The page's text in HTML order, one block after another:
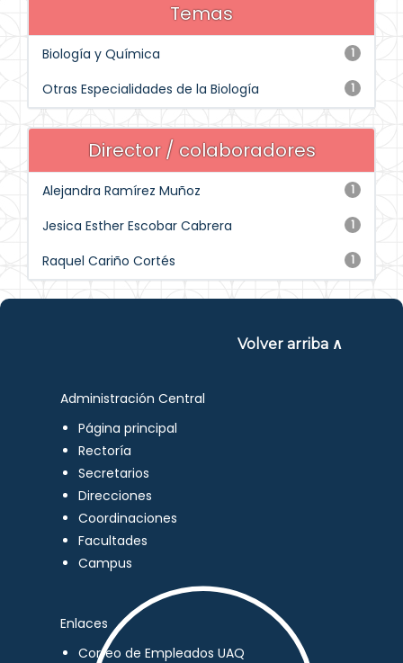
Temas
1
Biología y Química
1
Otras Especialidades de la Biología
Director / colaboradores
1
Alejandra Ramírez Muñoz
1
Jesica Esther Escobar Cabrera
1
Raquel Cariño Cortés
Volver arriba ∧
Administración Central
Página principal
Rectoría
Secretarios
Direcciones
Coordinaciones
Facultades
Campus
Enlaces
Correo de Empleados UAQ